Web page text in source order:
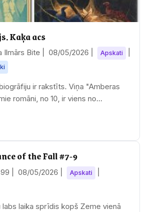
Kaķa acs
Ilmārs Bite | 08/05/2026 Apskati
ir rakstīts. Viņa "Amberas
romāni, no 10, ir viens no
of the Fall #7-9
| 08/05/2026 Apskati
labs laika sprīdis kopš Zeme vienā